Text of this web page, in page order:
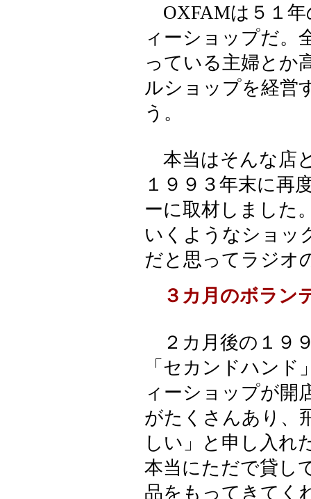
OXFAMは５１年
ィーショップだ。
っている主婦とか
ルショップを経営
う。
本当はそんな店
１９９３年末に再
ーに取材しました
いくようなショッ
だと思ってラジオ
３カ月のボラン
２カ月後の１９
「セカンドハン
ィーショップが開
がたくさんあり、
しい」と申し入れ
本当にただで貸し
品をもってきてく